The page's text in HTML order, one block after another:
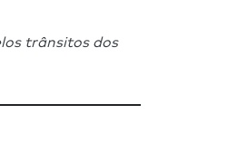
trânsitos dos